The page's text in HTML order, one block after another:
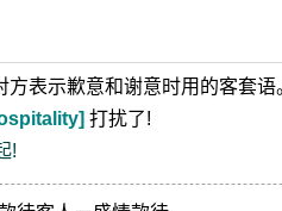
方表示歉意和谢意时用的客套语
打扰了!
!